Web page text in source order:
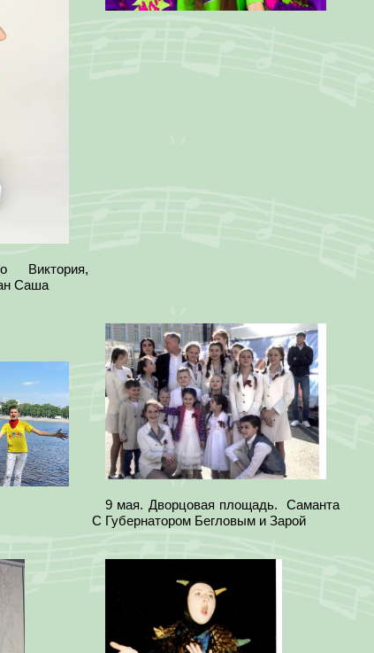
Виктория,
Саша
9 мая. Дворцовая площадь. Саманта
С Губернатором Бегловым и Зарой